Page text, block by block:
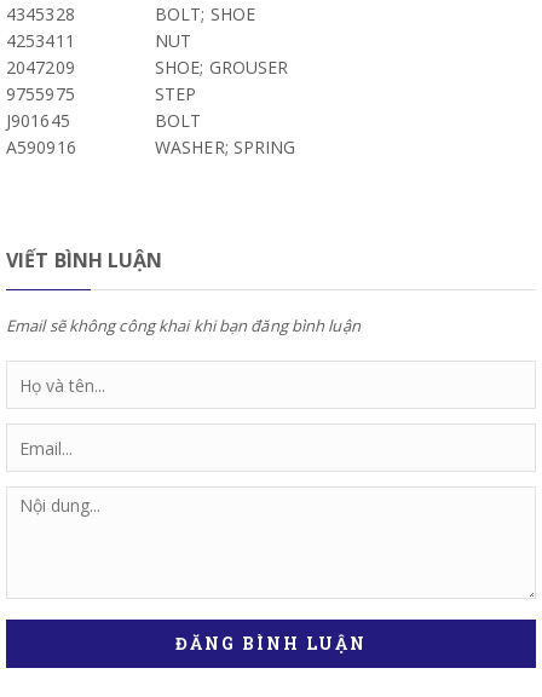
4345328
BOLT; SHOE
4253411
NUT
2047209
SHOE; GROUSER
9755975
STEP
J901645
BOLT
A590916
WASHER; SPRING
VIẾT BÌNH LUẬN
Email sẽ không công khai khi bạn đăng bình luận
ĐĂNG BÌNH LUẬN